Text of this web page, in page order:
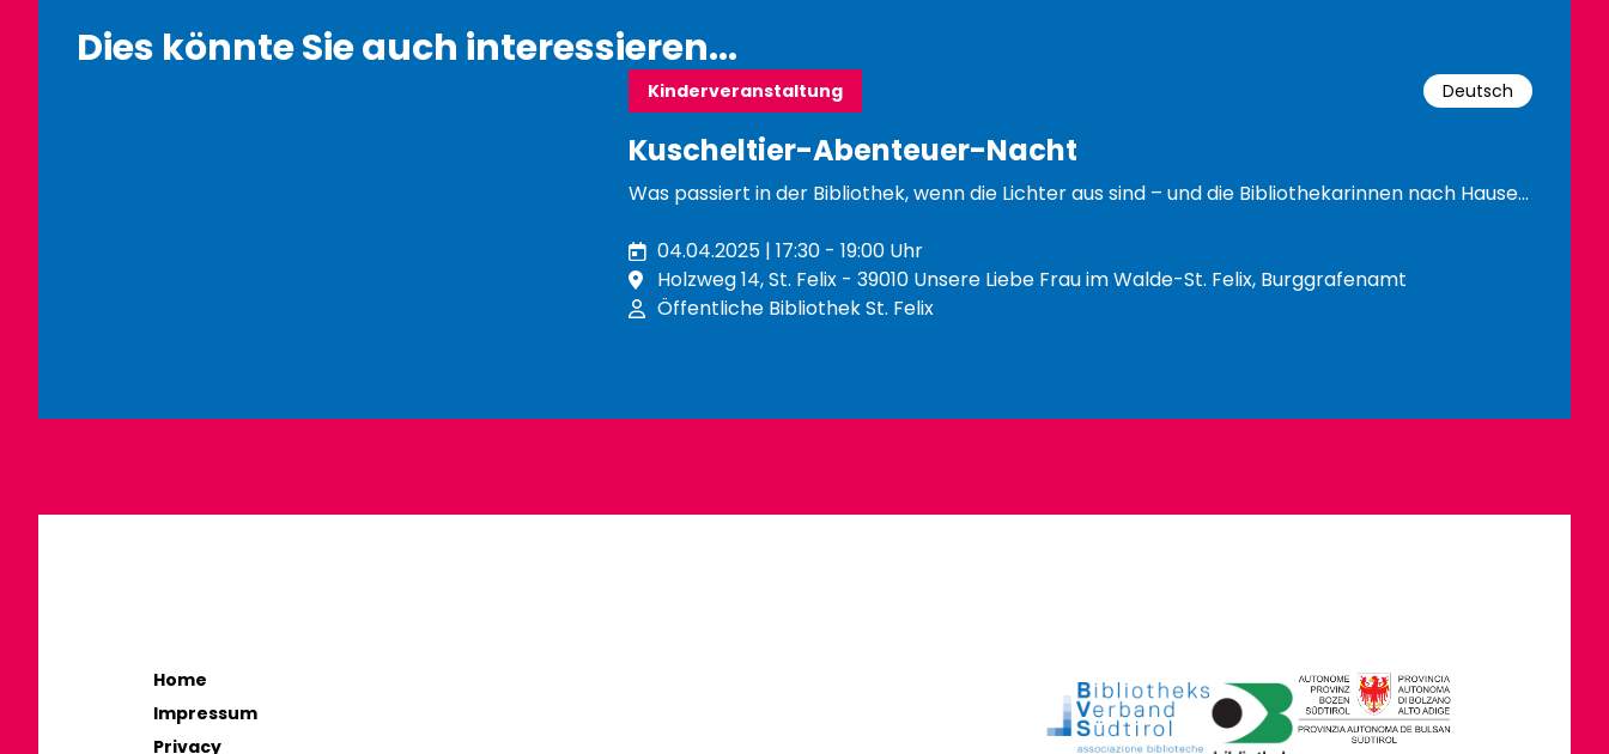
Dies könnte Sie auch interessieren...
Kinderveranstaltung Deutsch
Kuscheltier-Abenteuer-Nacht
Was passiert in der Bibliothek, wenn die Lichter aus sind – und die Bibliothekarinnen nach Hause
04.04.2025 | 17:30 - 19:00 Uhr
Holzweg 14, St. Felix - 39010 Unsere Liebe Frau im Walde-St. Felix, Burggrafenamt
Öffentliche Bibliothek St. Felix
Home
Impressum
Privacy